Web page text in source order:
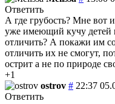
Ответить
А где грубость? Мне вот
уже имеющий кучу детей
отличить? А покажи им
отличить их не смогут,
острит а не по природе
+1
ostrov # 22:37
Ответить